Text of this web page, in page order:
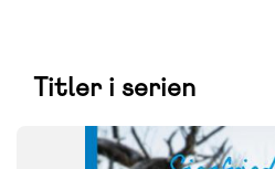
Titler i serien